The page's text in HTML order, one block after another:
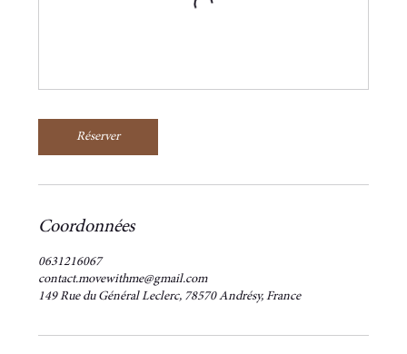
Réserver
Coordonnées
0631216067
contact.movewithme@gmail.com
149 Rue du Général Leclerc, 78570 Andrésy, France